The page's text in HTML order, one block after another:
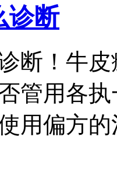
诊断
断！牛
管用各
用偏方